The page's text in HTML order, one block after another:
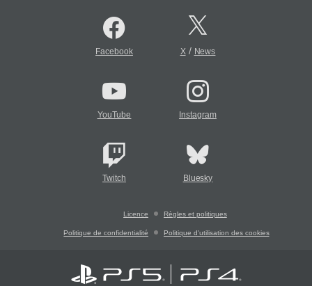
Facebook X/ News
YouTube Instagram
Twitch Bluesky
Licence Règles et politiques
Politique de confidentialité Politique d'utilisation des cookies